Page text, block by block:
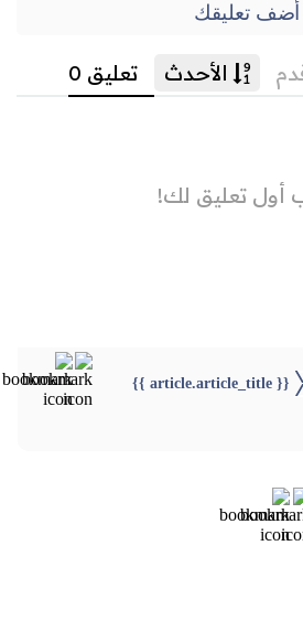
أضف تعليقك
{{ article.article_title }}